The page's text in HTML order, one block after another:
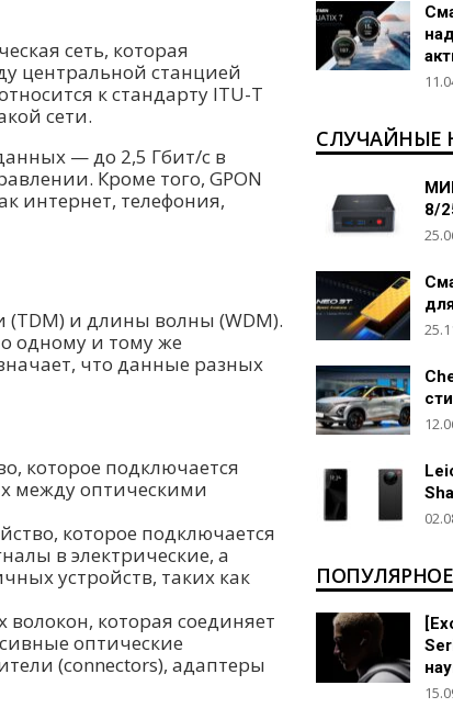
сеть, которая
центральной станцией
к стандарту ITU-T
сети.
— до 2,5 Гбит/с в
Кроме того, GPON
интернет, телефония,
(TDM) и длины волны (WDM).
одному и тому же
что данные разных
которое подключается
между оптическими
которое подключается
в электрические, а
устройств, таких как
которая соединяет
оптические
(connectors), адаптеры
СЛУЧАЙНЫЕ
8/
ПОПУЛЯРНОЕ